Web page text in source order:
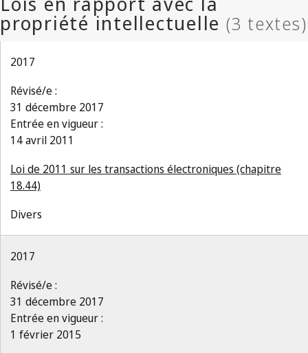
2017
Révisé/e :
31 décembre 2017
Entrée en vigueur :
14 avril 2011
Loi de 2011 sur les transactions électroniques (chapitre
18.44)
Divers
2017
Révisé/e :
31 décembre 2017
Entrée en vigueur :
1 février 2015